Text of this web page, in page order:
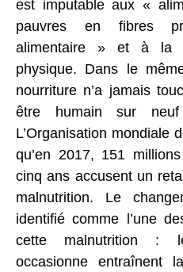
est imputable aux «
pauvres en fibres
alimentaire » et à la
physique. Dans le
nourriture n’a jamais
être humain sur
L’Organisation mondiale
qu’en 2017, 151
cinq ans accusent un
malnutrition. Le
identifié comme l’une
cette malnutrition :
occasionne entraînent